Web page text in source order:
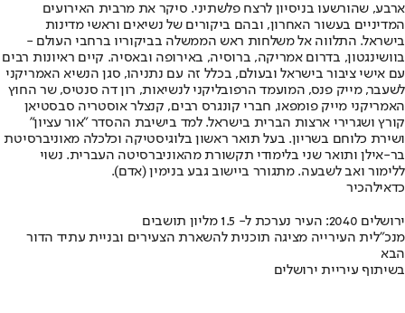
ארבע, שהורשעו בניסיון לרצח פלשתיני. סיקר את מרבית האירועים
המדיניים בעשור האחרון, ובהם ביקורים של נשיאים וראשי מדינות
בישראל. התלווה אל משלחות ראש הממשלה בביקוריו ברחבי העולם -
בוושינגטון, בדרום אמריקה, ברוסיה, באירופה ובאסיה. קיים ראיונות רבים
עם אישי ציבור בישראל ובעולם, בכלל זה עם נתניהו, סגן הנשיא האמריקני
לשעבר, מייק פנס, המועמד הרפובליקני לנשיאות, רון דה סנטיס, שר החוץ
האמריקני מייק פומפאו, חברי קונגרס רבים, קנצלר אוסטריה סבסטיאן
קורץ ושגרירי ארצות הברית בישראל. למד בישיבת ההסדר "אור עציון"
ושירת כלוחם בשריון. בעל תואר ראשון בלוגיסטיקה וכלכלה מאוניברסיטת
בר-אילן ותואר שני בלימודי תקשורת מהאוניברסיטה העברית. נשוי
ללימור ואב לשבעה. מתגורר ביישוב גבע בנימין (אדם).
כדאילהכיר
ירושלים 2040: העיר נערכת ל- 1.5 מליון תושבים
מנכ"לית העירייה מציגה תוכנית להשארת הצעירים ובניית עתיד הדור
הבא
בשיתוף עיריית ירושלים